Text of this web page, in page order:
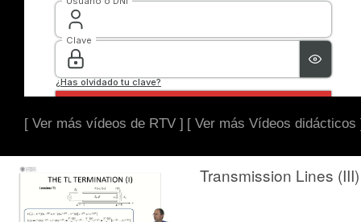
[ Ver más vídeos de RTV ] [ Ver más Vídeos didácticos
Transmission Lines (III)